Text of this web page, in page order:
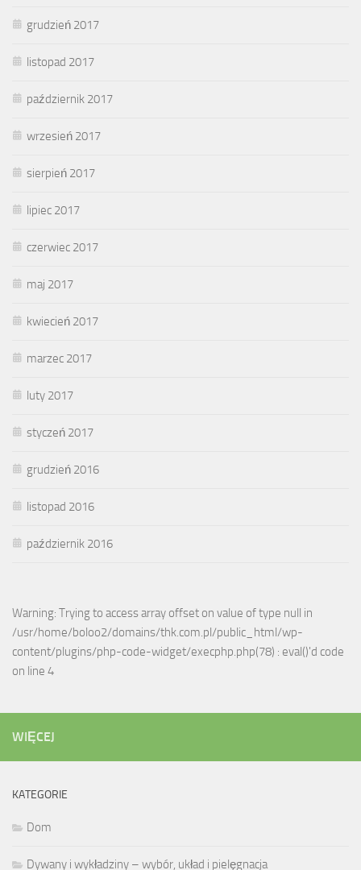
grudzień 2017
listopad 2017
październik 2017
wrzesień 2017
sierpień 2017
lipiec 2017
czerwiec 2017
maj 2017
kwiecień 2017
marzec 2017
luty 2017
styczeń 2017
grudzień 2016
listopad 2016
październik 2016
Warning: Trying to access array offset on value of type null in
/usr/home/boloo2/domains/thk.com.pl/public_html/wp-
content/plugins/php-code-widget/execphp.php(78) : eval()'d code
on line 4
WIĘCEJ
KATEGORIE
Dom
Dywany i wykładziny – wybór, układ i pielęgnacja